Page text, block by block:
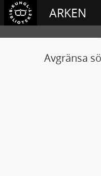
ARKEN
Avgränsa